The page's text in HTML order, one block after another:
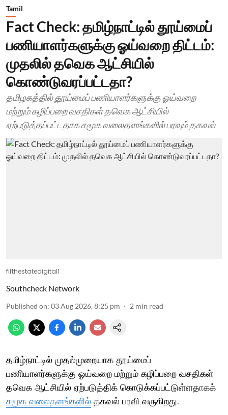
Tamil
Fact Check: தமிழ்நாட்டில் தூய்மைப்
பணியாளர்களுக்கு ஓய்வறை திட்டம்:
முதலில் தவெக ஆட்சியில்
கொண்டுவரப்பட்டதா?
தமிழகத்தில் தூய்மைப் பணியாளர்களுக்கு ஓய்வறை
மற்றும் கழிப்பறை வசதிகள் தவெக ஆட்சியில்
ஏற்படுத்தப்பட்டதாக சமூக வலைதளங்களில் பரவும் தகவல்
fifthestatedigital1
Southcheck Network
Published on: 03 Aug 2026, 8:25 pm 2 min read
தமிழ்நாட்டில் முதல்முறையாக தூய்மைப்
பணியாளர்களுக்கு ஓய்வறை மற்றும் கழிப்பறை வசதிகள்
தவெக ஆட்சியில் ஏற்படுத்திக் கொடுக்கப்பட்டுள்ளதாகக்
சமூக வலைதளங்களில் தகவல் பரவி வருகிறது.